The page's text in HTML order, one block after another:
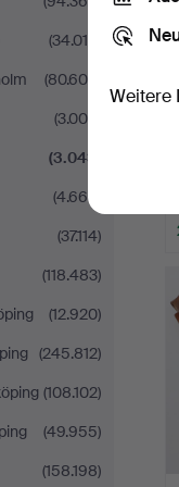
(34.010)
(80.604)
(3.000)
(3.043)
(4.669)
(37.114)
(118.483)
(12.920)
(245.812)
(108.102)
(49.955)
(158.198)
Weitere